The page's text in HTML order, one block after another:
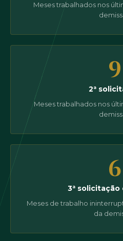
Meses trabalhados nos
9
2ª
Meses trabalhados nos
6
3ª solicitação
Meses de trabalho
da